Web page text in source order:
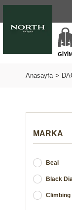
Anasayfa
MARKA
Beal
Black
Climbing